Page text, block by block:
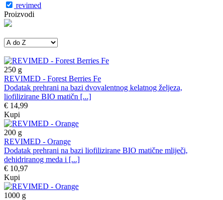
revimed
Proizvodi
250 g
REVIMED - Forest Berries Fe
Dodatak prehrani na bazi dvovalentnog kelatnog željeza,
liofilizirane BIO matičn [...]
€ 14,99
Kupi
200 g
REVIMED - Orange
Dodatak prehrani na bazi liofilizirane BIO matične mliječi,
dehidriranog meda i [...]
€ 10,97
Kupi
1000 g